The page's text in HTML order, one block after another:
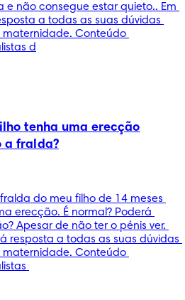
não consegue estar quieto.. Em
a todas as suas dúvidas
Conteúdo
d
tenha uma erecção
a fralda?
do meu filho de 14 meses
erecção. É normal? Poderá
Apesar de não ter o pénis ver.
resposta a todas as suas dúvidas
Conteúdo